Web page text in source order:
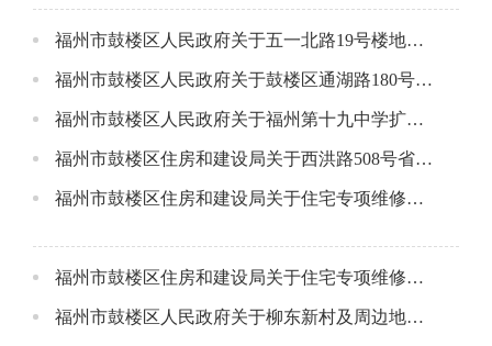
福州市鼓楼区人民政府关于五一北路19号楼地块项目房屋征收告知书
福州市鼓楼区人民政府关于鼓楼区通湖路180号地块项目房屋征收告知书
福州市鼓楼区人民政府关于福州第十九中学扩建项目房屋征收告知书
福州市鼓楼区住房和建设局关于西洪路508号省二建公司地块项目住宅专项维修资金因房屋征收办理退款事项的公告
福州市鼓楼区住房和建设局关于住宅专项维修资金因房屋征收办理退款事项的公告
福州市鼓楼区住房和建设局关于住宅专项维修资金因房屋征收办理退款事项的公告
福州市鼓楼区人民政府关于柳东新村及周边地块项目房屋征收告知书